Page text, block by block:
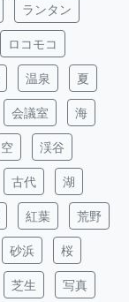
ランタン
ロコモコ
温泉 夏
会議室 海
空 渓谷
古代 湖
紅葉 荒野
砂浜 桜
芝生 写真